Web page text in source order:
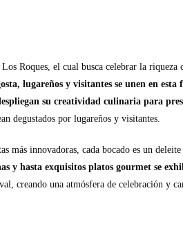
Roques, el cual busca celebrar la
lugareños y visitantes se unen en esta
su creatividad culinaria para
degustados por lugareños y visitantes.
más innovadoras, cada bocado es un
y hasta exquisitos platos gourmet se
creando una atmósfera de celebración y